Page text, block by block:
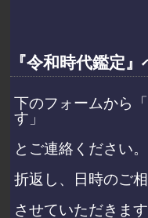
『令和時代鑑定
下のフォームから
す」
とご連絡ください。
折返し、日時のご
させていただきます